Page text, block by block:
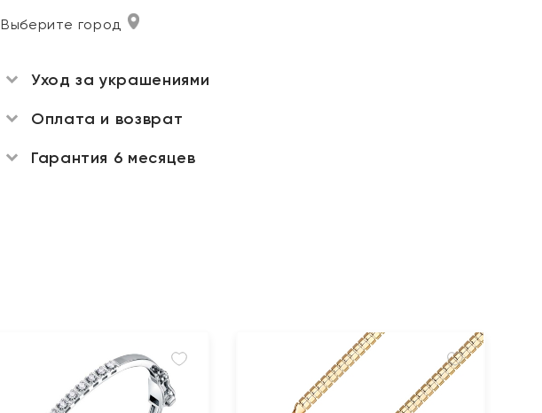
Выберите город
Уход за украшениями
Оплата и возврат
Гарантия 6 месяцев